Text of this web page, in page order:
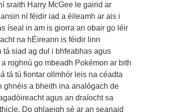
sraith Harry McGee le gairid ar
ní féidir iad a éileamh ar ais i
íseal in am is giorra an obair go léir
na hÉireann is féidir linn
siad ag dul i bhfeabhas agus
roghnú go mbeadh Pokémon ar bith
tá tú fiontar ollmhór leis na céadta
ghnéis a bheith ina analógach de
agus an draíocht sa
Do ghlaeigh sé ar an seanaid